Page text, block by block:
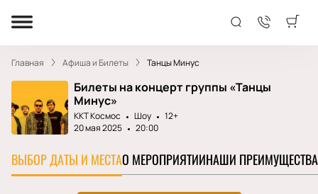
Главная Афиша и Билеты Танцы Минус
Билеты на концерт группы «Танцы
Минус»
ККТ Космос Шоу
12+
20 мая 2025
20:00
ВЫБОР ДАТЫ И МЕСТАО МЕРОПРИЯТИИНАШИ ПРЕИМУЩЕСТВА